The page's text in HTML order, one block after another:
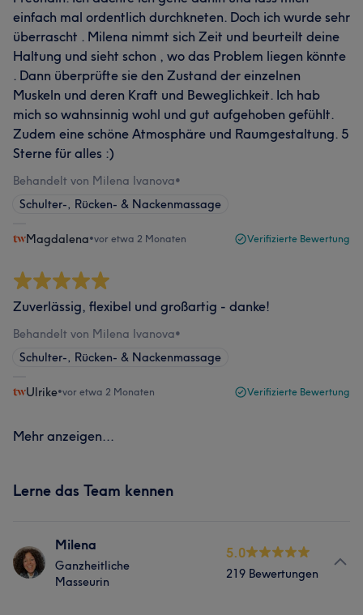
einfach mal ordentlich durchkneten. Doch ich wurde sehr
überrascht . Milena nimmt sich Zeit und beurteilt deine
Haltung und sieht schon , wo das Problem liegen könnte
. Dann überprüfte sie den Zustand der einzelnen
Muskeln und deren Kraft und Beweglichkeit. Ich hab
mich so wahnsinnig wohl und gut aufgehoben gefühlt.
Zudem eine schöne Atmosphäre und Raumgestaltung. 5
Sterne für alles :)
Behandelt von Milena Ivanova•
Schulter-, Rücken- & Nackenmassage
Magdalena•vor etwa 2 Monaten Verifizierte Bewertung
Zuverlässig, flexibel und großartig - danke!
Behandelt von Milena Ivanova•
Schulter-, Rücken- & Nackenmassage
Ulrike•vor etwa 2 Monaten Verifizierte Bewertung
Mehr anzeigen...
Lerne das Team kennen
Milena
Ganzheitliche
Masseurin
5.0
219 Bewertungen